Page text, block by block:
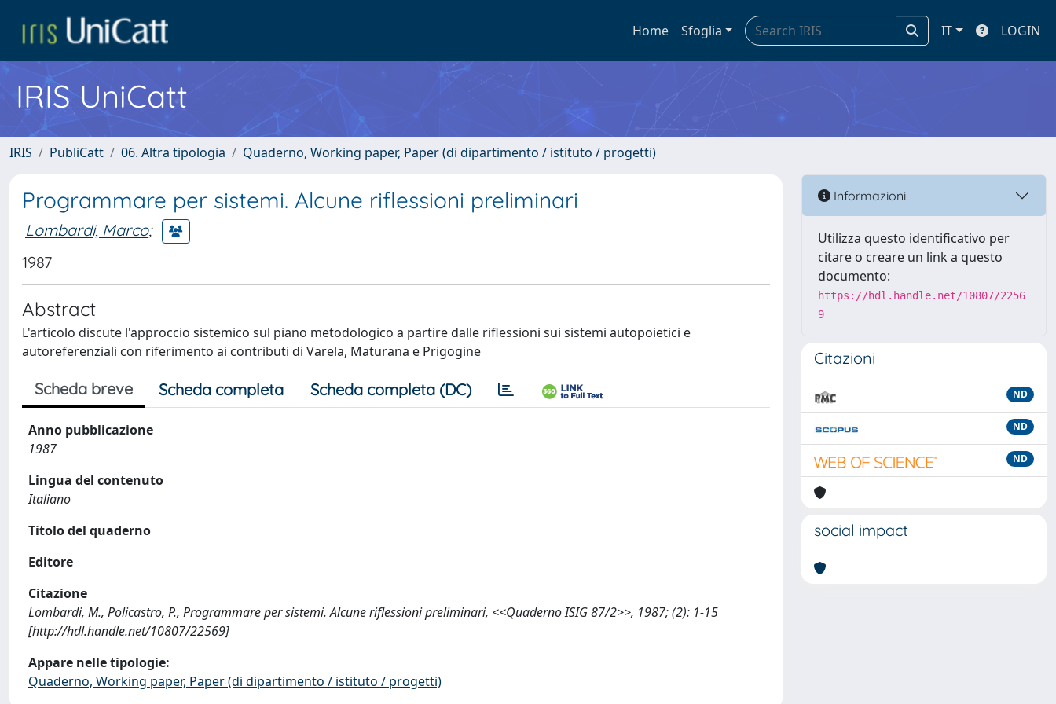
Home Sfoglia IT LOGIN
IRIS UniCatt
IRIS PubliCatt 06. Altra tipologia Quaderno, Working paper, Paper (di dipartimento / istituto / progetti)
Programmare per sistemi. Alcune riflessioni preliminari
Lombardi, Marco;
1987
Abstract
L'articolo discute l'approccio sistemico sul piano metodologico a partire dalle riflessioni sui sistemi autopoietici e
autoreferenziali con riferimento ai contributi di Varela, Maturana e Prigogine
Scheda breve Scheda completa Scheda completa (DC)
Anno pubblicazione
1987
Lingua del contenuto
Italiano
Titolo del quaderno
Editore
Citazione
Lombardi, M., Policastro, P., Programmare per sistemi. Alcune riflessioni preliminari, <<Quaderno ISIG 87/2>>, 1987; (2): 1-15
[http://hdl.handle.net/10807/22569]
Appare nelle tipologie:
Quaderno, Working paper, Paper (di dipartimento / istituto / progetti)
Informazioni
Utilizza questo identificativo per
citare o creare un link a questo
documento:
https://hdl.handle.net/10807/2256
9
Citazioni
ND
ND
ND
social impact